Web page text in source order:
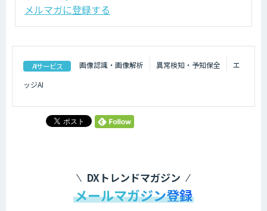
メルマガに登録する
AIサービス 画像認識・画像解析 異常検知・予知保全
エ
ッジAI
DXトレンドマガジン
メールマガジン登録